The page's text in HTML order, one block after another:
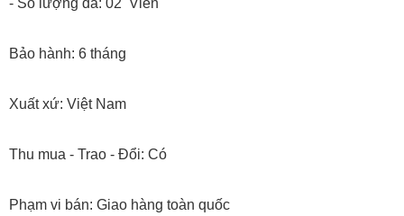
- Số lượng đá: 02 Viên
Bảo hành: 6 tháng
Xuất xứ: Việt Nam
Thu mua - Trao - Đổi: Có
Phạm vi bán: Giao hàng toàn quốc